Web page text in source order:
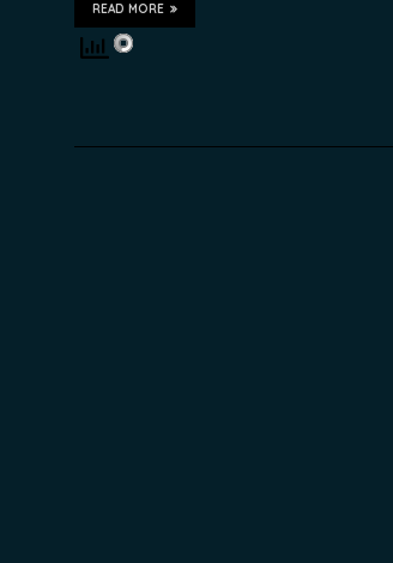
READ MORE